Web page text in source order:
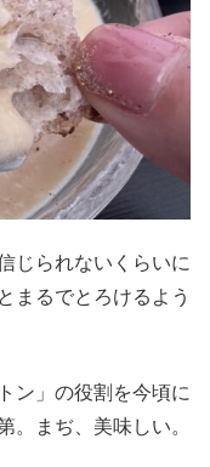
じられないくらいに
まるでとろけるよう
ン」の役割を今頃に
。まぢ、美味しい。